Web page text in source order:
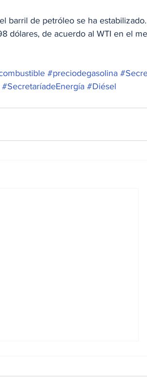
barril de petróleo se ha
dólares, de acuerdo al WTI en el
#preciodegasolina
#SecretaríadeEnergía #Diésel